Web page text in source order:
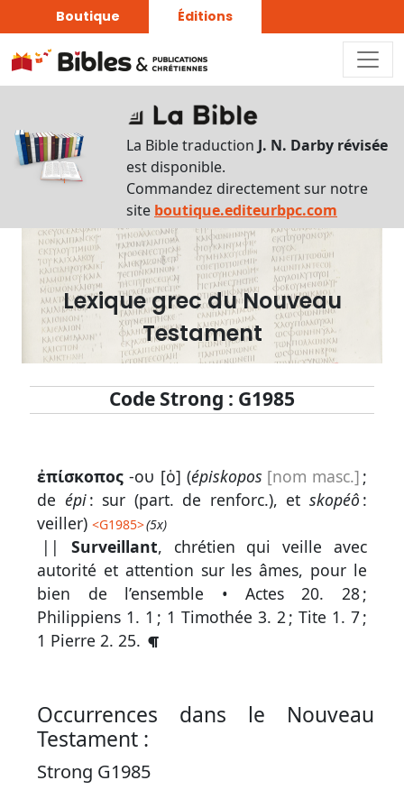
Boutique Éditions
La Bible traduction J. N. Darby révisée
est disponible.
Commandez directement sur notre
site boutique.editeurbpc.com
Lexique grec du Nouveau
Testament
Code Strong : G1985
ἐπίσκοπος -ου [ὁ] (épiskopos [nom masc.] ;
de épi: sur (part. de renforc.), et skopéô :
veiller)<G1985>(5x)
|| Surveillant, chrétien qui veille avec
autorité et attention sur les âmes, pour le
bien de l’ensemble • Actes 20. 28;
Philippiens 1. 1 ; 1 Timothée 3. 2; Tite 1. 7;
1 Pierre 2. 25.
Occurrences dans le Nouveau
Testament :
Strong G1985
Recherche
Rechercher
par
lettre
Rechercher
par
mot
français
Lexique
Recherche
grec
Rechercher
par
code
Rechercher
par
lettre
Rechercher